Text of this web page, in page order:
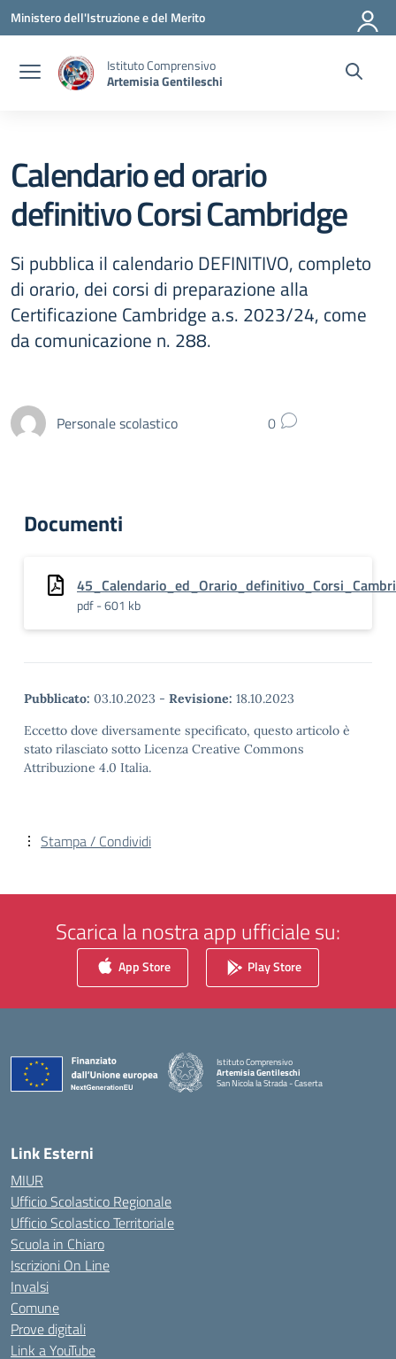
Vai ai contenuti
Vai al menu di navigazione
Vai al footer
Ministero dell'Istruzione e del Merito
Istituto Comprensivo
Artemisia Gentileschi
Calendario ed orario
definitivo Corsi Cambridge
Si pubblica il calendario DEFINITIVO, completo
di orario, dei corsi di preparazione alla
Certificazione Cambridge a.s. 2023/24, come
da comunicazione n. 288.
Personale scolastico 0
Documenti
pdf - 601 kb
Pubblicato: 03.10.2023 - Revisione: 18.10.2023
Eccetto dove diversamente specificato, questo articolo è
stato rilasciato sotto Licenza Creative Commons
Attribuzione 4.0 Italia.
Stampa / Condividi
Scarica la nostra app ufficiale su:
App Store Play Store
Istituto Comprensivo
Artemisia Gentileschi
San Nicola la Strada - Caserta
Link Esterni
MIUR
Ufficio Scolastico Regionale
Ufficio Scolastico Territoriale
Scuola in Chiaro
Iscrizioni On Line
Invalsi
Comune
Prove digitali
Link a YouTube